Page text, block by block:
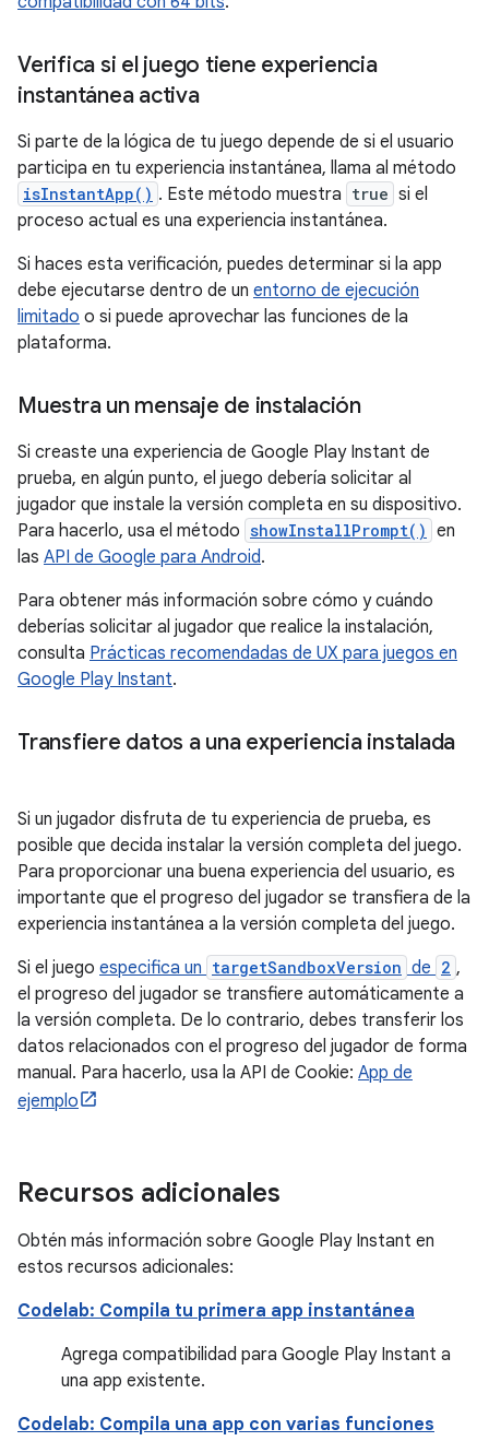
Verifica si el juego tiene experiencia
instantánea activa
Si parte de la lógica de tu juego depende de si el usuario
participa en tu experiencia instantánea, llama al método
isInstantApp() . Este método muestra true si el
proceso actual es una experiencia instantánea.
Si haces esta verificación, puedes determinar si la app
debe ejecutarse dentro de un entorno de ejecución
limitado o si puede aprovechar las funciones de la
plataforma.
Muestra un mensaje de instalación
Si creaste una experiencia de Google Play Instant de
prueba, en algún punto, el juego debería solicitar al
jugador que instale la versión completa en su dispositivo.
Para hacerlo, usa el método showInstallPrompt() en
las API de Google para Android.
Para obtener más información sobre cómo y cuándo
deberías solicitar al jugador que realice la instalación,
consulta Prácticas recomendadas de UX para juegos en
Google Play Instant.
Transfiere datos a una experiencia instalada
Si un jugador disfruta de tu experiencia de prueba, es
posible que decida instalar la versión completa del juego.
Para proporcionar una buena experiencia del usuario, es
importante que el progreso del jugador se transfiera de la
experiencia instantánea a la versión completa del juego.
Si el juego especifica un targetSandboxVersion de 2 ,
el progreso del jugador se transfiere automáticamente a
la versión completa. De lo contrario, debes transferir los
datos relacionados con el progreso del jugador de forma
manual. Para hacerlo, usa la API de Cookie: App de
ejemplo
Recursos adicionales
Obtén más información sobre Google Play Instant en
estos recursos adicionales:
Codelab: Compila tu primera app instantánea
Agrega compatibilidad para Google Play Instant a
una app existente.
Codelab: Compila una app con varias funciones